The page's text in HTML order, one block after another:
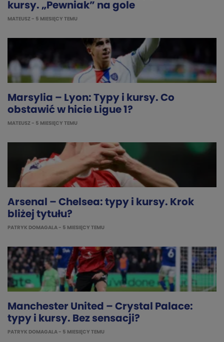
kursy. „Pewniak” na gole
MATEUSZ - 5 MIESIĘCY TEMU
Marsylia – Lyon: Typy i kursy. Co
obstawić w hicie Ligue 1?
MATEUSZ - 5 MIESIĘCY TEMU
Arsenal – Chelsea: typy i kursy. Krok
bliżej tytułu?
PATRYK DOMAGALA - 5 MIESIĘCY TEMU
Manchester United – Crystal Palace:
typy i kursy. Bez sensacji?
PATRYK DOMAGALA - 5 MIESIĘCY TEMU